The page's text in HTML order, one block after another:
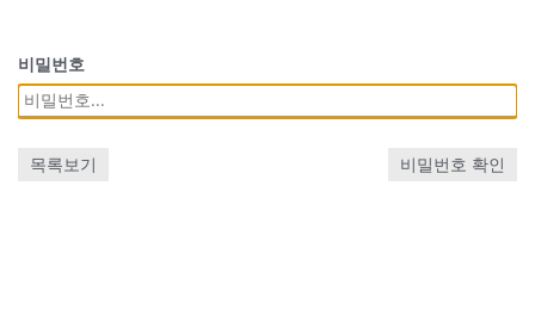
비밀번호
목록보기 비밀번호 확인